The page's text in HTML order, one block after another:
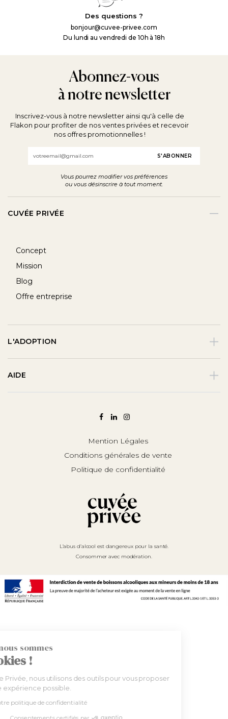
Des questions ?
bonjour@cuvee-privee.com
Du lundi au vendredi de 10h à 18h
Abonnez-vous
à notre newsletter
Inscrivez-vous à notre newsletter ainsi qu'à celle de
Flakon pour profiter de nos ventes privées et recevoir
nos offres promotionnelles !
Email
Vous pourrez modifier vos préférences
ou vous désinscrire à tout moment.
CUVÉE PRIVÉE
Concept
Mission
Blog
Offre entreprise
L'ADOPTION
AIDE
Mention Légales
Conditions générales de vente
Politique de confidentialité
L’abus d’alcool est dangereux pour la santé.
Consommer avec modération.
Bonjour, nous sommes
les Cookies !
Chez Cuvée Privée, nous utilisons des outils pour vous proposer
la meilleure expérience possible.
Consulter notre politique de confidentialité